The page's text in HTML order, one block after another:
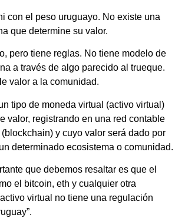
con el peso uruguayo. No existe una
que determine su valor.
pero tiene reglas. No tiene modelo de
a través de algo parecido al trueque.
valor a la comunidad.
tipo de moneda virtual (activo virtual)
valor, registrando en una red contable
y cuyo valor será dado por
determinado ecosistema o comunidad.
que debemos resaltar es que el
el bitcoin, eth y cualquier otra
virtual no tiene una regulación